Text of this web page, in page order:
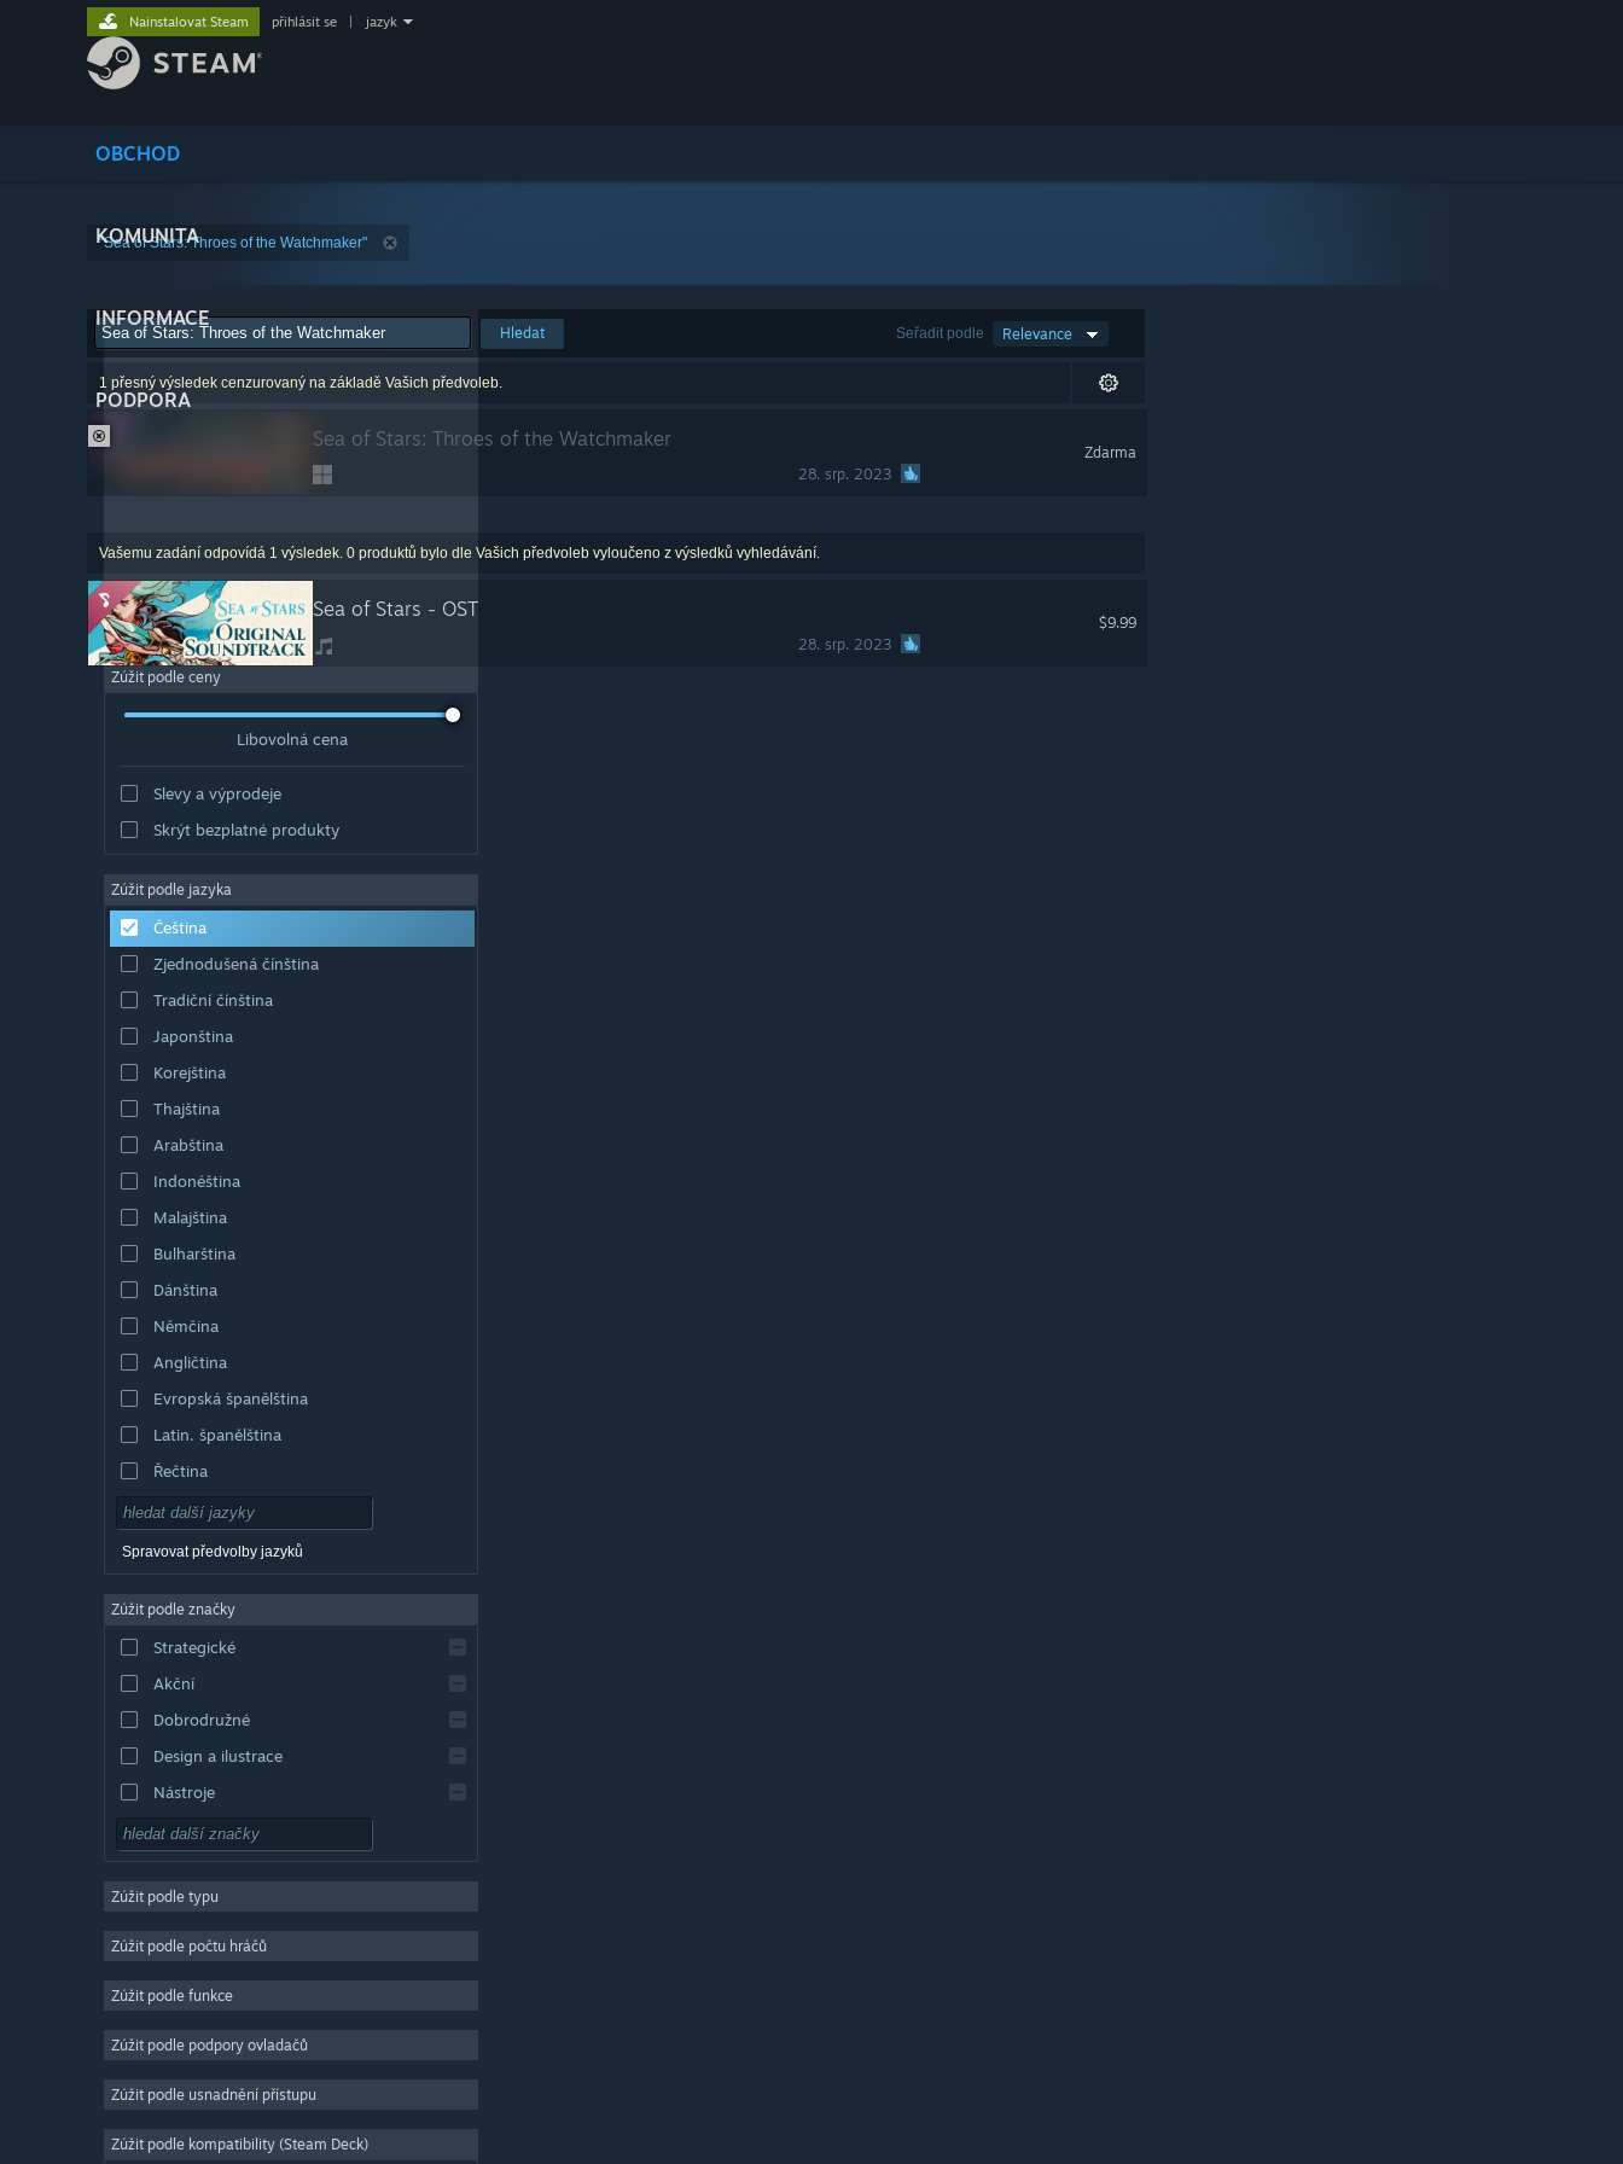
OBCHOD
KOMUNITA
INFORMACE
PODPORA
Nainstalovat Steam přihlásit se jazyk
"Sea of Stars: Throes of the Watchmaker"
Seřadit podle Relevance
Hledat
1 přesný výsledek cenzurovaný na základě Vašich předvoleb.
Sea of Stars: Throes of the Watchmaker
28. srp. 2023
Zdarma
VYLOUČENO NA ZÁKLADĚ PŘEDVOLEB
Vašemu zadání odpovídá 1 výsledek. 0 produktů bylo dle Vašich předvoleb vyloučeno z výsledků vyhledávání.
Sea of Stars - OST
28. srp. 2023
$9.99
Zúžit podle ceny
Libovolná cena
Slevy a výprodeje
Skrýt bezplatné produkty
Zúžit podle jazyka
Čeština
Zjednodušená čínština
Tradiční čínština
Japonština
Korejština
Thajština
Arabština
Indonéština
Malajština
Bulharština
Dánština
Němčina
Angličtina
Evropská španělština
Latin. španělština
Řečtina
Spravovat předvolby jazyků
Zúžit podle značky
Strategické
Akční
Dobrodružné
Design a ilustrace
Nástroje
Free to play
Masivně multiplayerové
Nezávislé
Simulátory
Tvorba videí
Zúžit podle typu
Zúžit podle počtu hráčů
Zúžit podle funkce
Zúžit podle podpory ovladačů
Zúžit podle usnadnění přístupu
Zúžit podle kompatibility (Steam Deck)